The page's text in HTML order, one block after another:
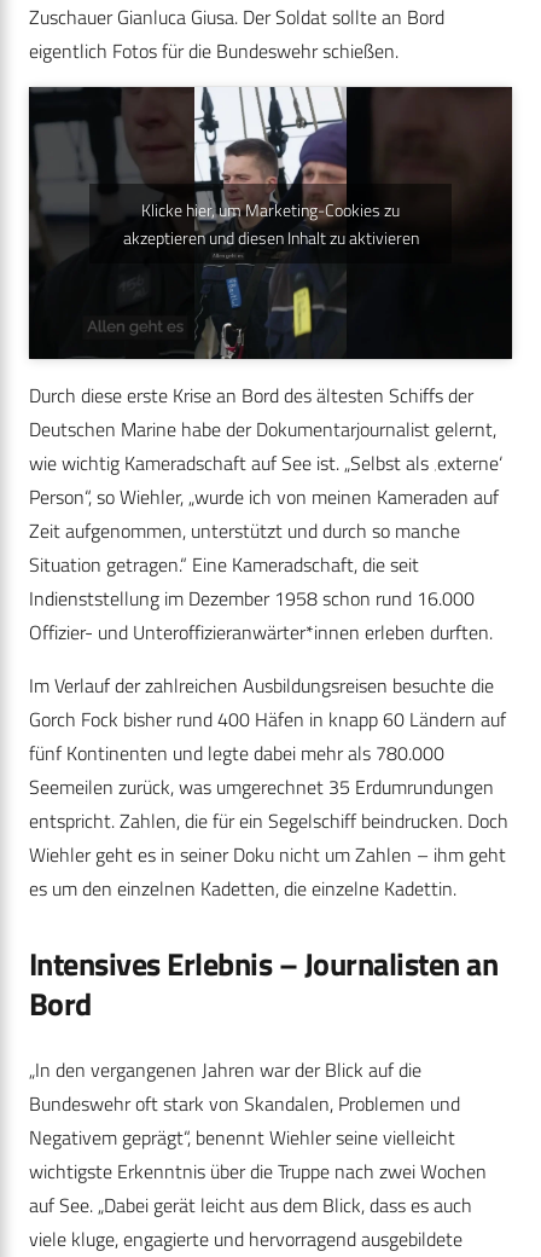
Zuschauer Gianluca Giusa. Der Soldat sollte an Bord
eigentlich Fotos für die Bundeswehr schießen.
Klicke hier, um Marketing-Cookies zu
akzeptieren und diesen Inhalt zu aktivieren
Durch diese erste Krise an Bord des ältesten Schiffs der
Deutschen Marine habe der Dokumentarjournalist gelernt,
wie wichtig Kameradschaft auf See ist. „Selbst als ‚externe‘
Person“, so Wiehler, „wurde ich von meinen Kameraden auf
Zeit aufgenommen, unterstützt und durch so manche
Situation getragen.“ Eine Kameradschaft, die seit
Indienststellung im Dezember 1958 schon rund 16.000
Offizier- und Unteroffizieranwärter*innen erleben durften.
Im Verlauf der zahlreichen Ausbildungsreisen besuchte die
Gorch Fock bisher rund 400 Häfen in knapp 60 Ländern auf
fünf Kontinenten und legte dabei mehr als 780.000
Seemeilen zurück, was umgerechnet 35 Erdumrundungen
entspricht. Zahlen, die für ein Segelschiff beindrucken. Doch
Wiehler geht es in seiner Doku nicht um Zahlen – ihm geht
es um den einzelnen Kadetten, die einzelne Kadettin.
Intensives Erlebnis – Journalisten an
Bord
„In den vergangenen Jahren war der Blick auf die
Bundeswehr oft stark von Skandalen, Problemen und
Negativem geprägt“, benennt Wiehler seine vielleicht
wichtigste Erkenntnis über die Truppe nach zwei Wochen
auf See. „Dabei gerät leicht aus dem Blick, dass es auch
viele kluge, engagierte und hervorragend ausgebildete